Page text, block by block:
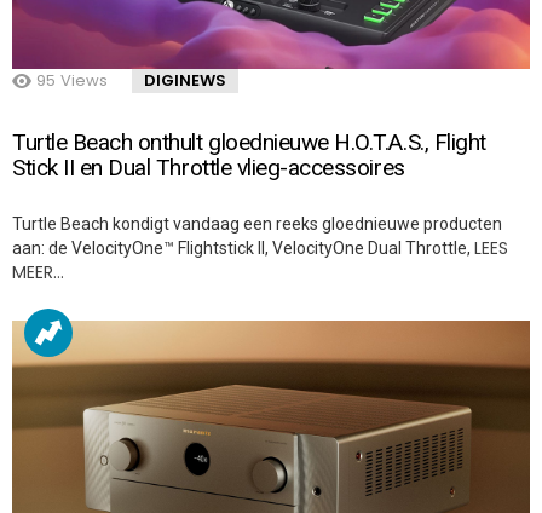
95 Views DIGINEWS
Turtle Beach onthult gloednieuwe H.O.T.A.S., Flight
Stick II en Dual Throttle vlieg-accessoires
Turtle Beach kondigt vandaag een reeks gloednieuwe producten
aan: de VelocityOne™ Flightstick II, VelocityOne Dual Throttle, LEES
MEER…